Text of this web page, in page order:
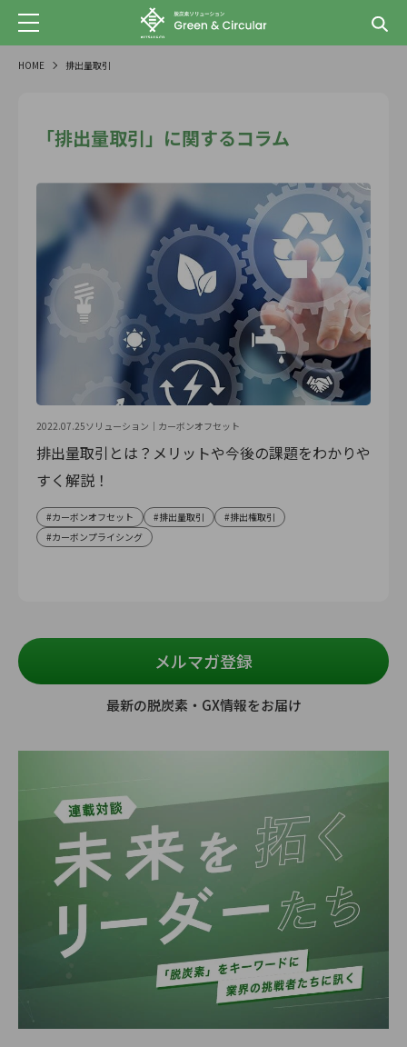
HOME 排出量取引
「排出量取引」に関するコラム
2022.07.25ソリューション｜ カーボンオフセット
排出量取引とは？メリットや今後の課題をわかりや
すく解説！
カーボンオフセット 排出量取引
排出権取引
カーボンプライシング
メルマガ登録
最新の脱炭素・GX情報をお届け